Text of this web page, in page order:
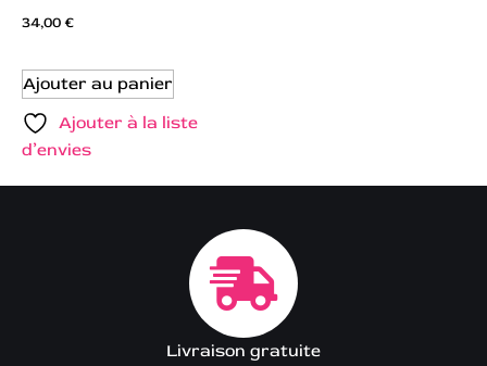
34,00€
Ajouter au panier
Ajouter à la liste
d’envies
Livraison gratuite